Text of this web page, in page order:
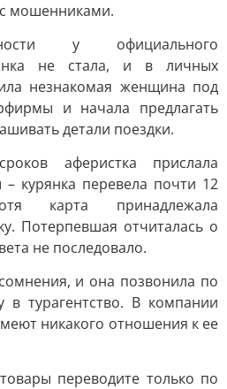
мошенниками.
у официального
не стала, и в личных
незнакомая женщина под
и начала предлагать
детали поездки.
аферистка прислала
курянка перевела почти 12
карта принадлежала
Потерпевшая отчиталась о
не последовало.
и она позвонила по
в турагентство. В компании
никакого отношения к ее
переводите только по